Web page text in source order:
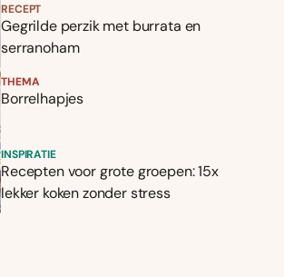
RECEPT
Gegrilde perzik met burrata en
serranoham
THEMA
Borrelhapjes
INSPIRATIE
Recepten voor grote groepen: 15x
lekker koken zonder stress